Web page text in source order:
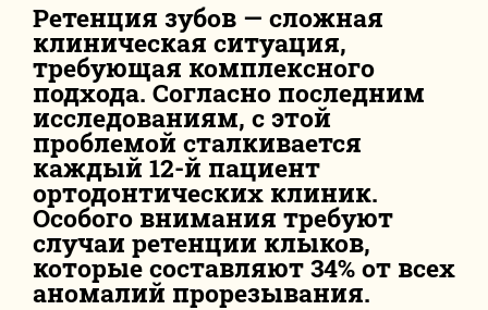
Ретенция зубов — сложная
клиническая ситуация,
требующая комплексного
подхода. Согласно последним
исследованиям, с этой
проблемой сталкивается
каждый 12-й пациент
ортодонтических клиник.
Особого внимания требуют
случаи ретенции клыков,
которые составляют 34% от всех
аномалий прорезывания.